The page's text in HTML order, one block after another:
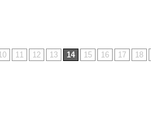
11 12 13 14 15 16 17 18